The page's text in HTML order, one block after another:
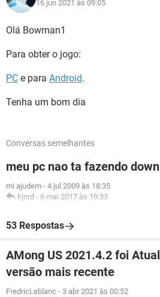
16 jun 2021 às 09:05
Olá Bowman1
Para obter o jogo:
PC e para Android.
Tenha um bom dia
Conversas semelhantes
meu pc nao ta fazendo
mi ajudem - 4 jul 2009 às 18:35
kjnrd - 6 mai 2017 às 19:33
53 Respostas
AMong US 2021.4.2 foi
versão mais recente
FredricLeblanc - 3 abr 2021 às 00:52